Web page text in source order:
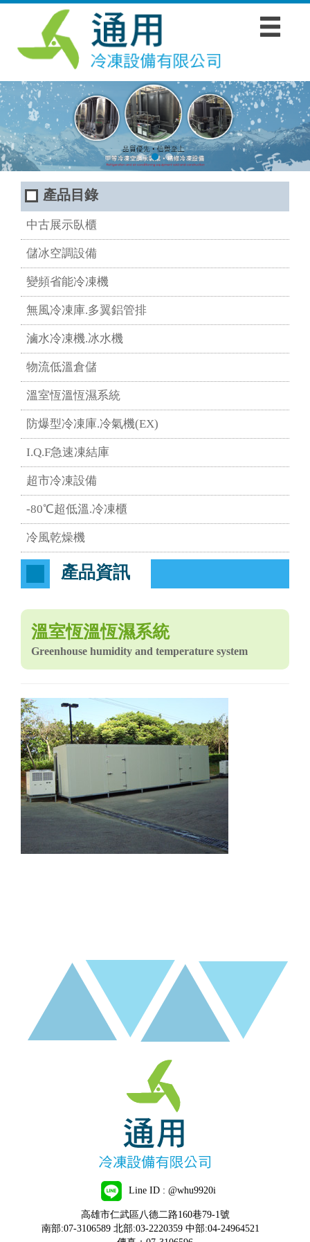
產品目錄
中古展示臥櫃
儲冰空調設備
變頻省能冷凍機
無風冷凍庫.多翼鋁管排
滷水冷凍機.冰水機
物流低溫倉儲
溫室恆溫恆濕系統
防爆型冷凍庫.冷氣機(EX)
I.Q.F急速凍結庫
超市冷凍設備
-80℃超低溫.冷凍櫃
冷風乾燥機
產品資訊
溫室恆溫恆濕系統
Greenhouse humidity and temperature system
Line ID : @whu9920i
高雄市仁武區八德二路160巷79-1號
南部:07-3106589 北部:03-2220359 中部:04-24964521